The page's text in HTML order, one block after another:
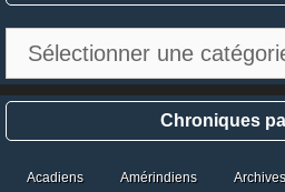
catégories
Chroniques
Acadiens Amérindiens Archives